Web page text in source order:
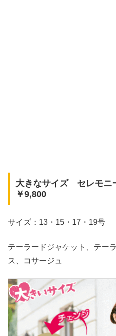
大きなサイズ セレモニ
￥9,800
サイズ：13・15・17・19号
テーラードジャケット、テー
ス、コサージュ